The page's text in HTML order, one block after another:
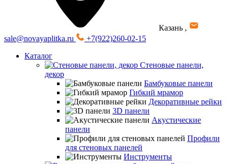
Казань ,
sale@novayaplitka.ru
+7(922)260-02-15
Каталог
Стеновые панели,
декор
Бамбуковые панели
Гибкий мрамор
Декоративные рейки
3D панели
Акустические
панели
Профили
для стеновых панелей
Инструменты